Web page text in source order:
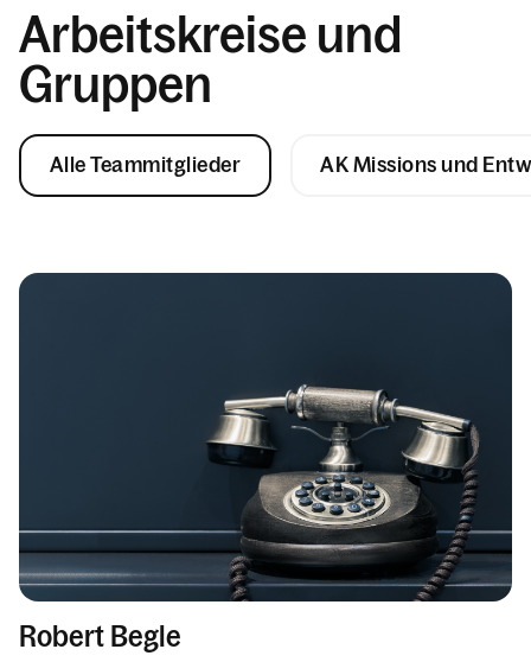
Arbeitskreise und
Gruppen
Alle Teammitglieder AK Missions und
Robert Begle